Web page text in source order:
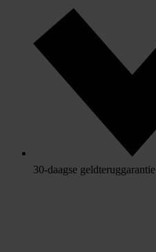
30-daagse geldteruggarantie